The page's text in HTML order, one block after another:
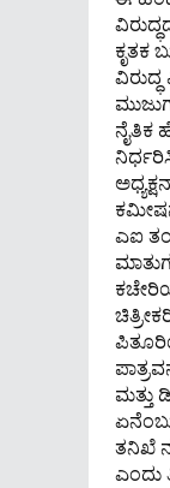
ಕೃತಕ
ನೈತಿಕ
ಎಐ
ಮತ್ತು
ತನಿಖೆ
ಎಂದು